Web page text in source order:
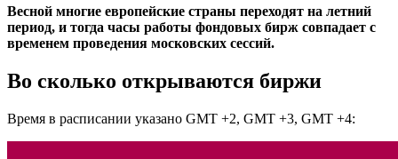
Весной многие европейские страны переходят на летний
период, и тогда часы работы фондовых бирж совпадает с
временем проведения московских сессий.
Во сколько открываются биржи
Время в расписании указано GMT +2, GMT +3, GMT +4: